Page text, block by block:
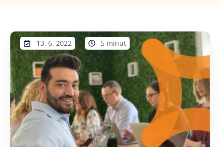
13. 6. 2022 5 minut